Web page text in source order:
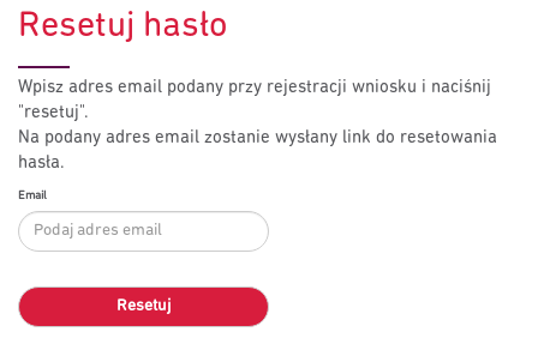
Resetuj hasło
Wpisz adres email podany przy rejestracji wniosku i naciśnij
"resetuj".
Na podany adres email zostanie wysłany link do resetowania
hasła.
Email
Resetuj